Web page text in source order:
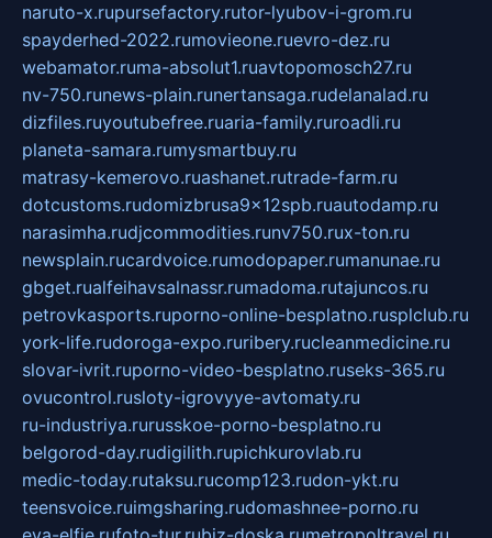
naruto-x.rupursefactory.rutor-lyubov-i-grom.ru
spayderhed-2022.rumovieone.ruevro-dez.ru
webamator.ruma-absolut1.ruavtopomosch27.ru
nv-750.runews-plain.runertansaga.rudelanalad.ru
dizfiles.ruyoutubefree.ruaria-family.ruroadli.ru
planeta-samara.rumysmartbuy.ru
matrasy-kemerovo.ruashanet.rutrade-farm.ru
dotcustoms.rudomizbrusa9x12spb.ruautodamp.ru
narasimha.rudjcommodities.runv750.rux-ton.ru
newsplain.rucardvoice.rumodopaper.rumanunae.ru
gbget.rualfeihavsalnassr.rumadoma.rutajuncos.ru
petrovkasports.ruporno-online-besplatno.rusplclub.ru
york-life.rudoroga-expo.ruribery.rucleanmedicine.ru
slovar-ivrit.ruporno-video-besplatno.ruseks-365.ru
ovucontrol.rusloty-igrovyye-avtomaty.ru
ru-industriya.rurusskoe-porno-besplatno.ru
belgorod-day.rudigilith.rupichkurovlab.ru
medic-today.rutaksu.rucomp123.rudon-ykt.ru
teensvoice.ruimgsharing.rudomashnee-porno.ru